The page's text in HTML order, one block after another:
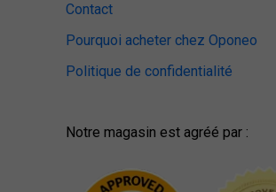
Contact
Pourquoi acheter chez Oponeo
Politique de confidentialité
Notre magasin est agréé par :